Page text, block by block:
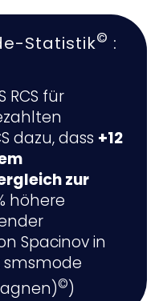
Statistik© :
RCS für
dazu, dass +12
zur
höhere
Spacinov in
©)